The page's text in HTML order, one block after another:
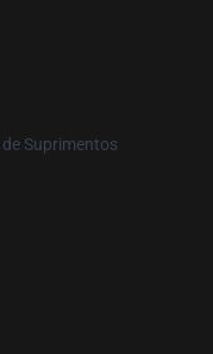
de Suprimentos